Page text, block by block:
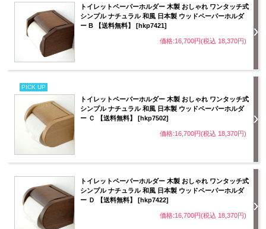
トイレットペーパーホルダー 木製 おしゃれ ワンタッチ式
シンプル ナチュラル 和風 日本製 ウッドペーパーホルダ
ー B 【送料無料】 [hkp7421]
価格:16,700円(税込 18,370円)
PICK UP
トイレットペーパーホルダー 木製 おしゃれ ワンタッチ式
シンプル ナチュラル 和風 日本製 ウッドペーパーホルダ
ー Ｃ 【送料無料】 [hkp7502]
価格:16,700円(税込 18,370円)
トイレットペーパーホルダー 木製 おしゃれ ワンタッチ式
シンプル ナチュラル 和風 日本製 ウッドペーパーホルダ
ー Ｄ 【送料無料】 [hkp7422]
価格:16,700円(税込 18,370円)